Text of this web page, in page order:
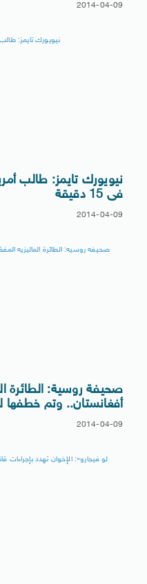
2014-04-09
فى 15 دقيقة
2014-04-09
صحيفة روسية: الطائرة
أفغانستان.. وتم خطفها لوجود 20 خبيرًا
2014-04-09